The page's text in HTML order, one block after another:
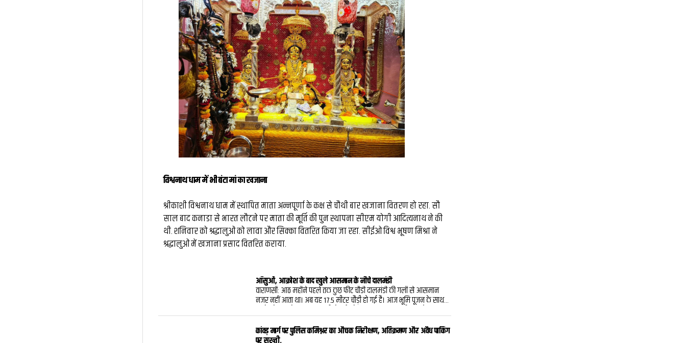
विश्वनाथ धाम में भी बंटा मां का खजाना
श्रीकाशी विश्वनाथ धाम में स्थापित माता अन्नपूर्णा के कक्ष से चौथी बार खजाना वितरण हो रहा. सौ
साल बाद कनाडा से भारत लौटने पर माता की मूर्ति की पुन स्थापना सीएम योगी आदित्यनाथ ने की
थी. शनिवार को श्रद्धालुओं को लावा और सिक्का वितरित किया जा रहा. सीईओ विश्व भूषण मिश्रा ने
श्रद्धालुओं में खजाना प्रसाद वितरित कराया.
आँसुओं, आक्रोश के बाद खुले आसमान के नीचे दालमंडी
वाराणसी: आठ महीने पहले तक कुछ फीट चौडी दालमंडी की गली से आसमान
नजर नहीं आता था। अब यह 17.5 मीटर चौड़ी हो गई है। आज भूमि पूजन के साथ
गली में बसे सैकड़ों लोगों के मकान दुकान टूटे, इस दर्द में उनके आंसु बहे। समय
समय पर उनका आक्रोश भी झलका अरसे तक जिंदगी खाना बदोश भी रही।कभी
तंग गलियों, भीड़ और दुकानों से गुलजार रहने वाली वाराणसी की दालमंडी अब एक
कांवड़ मार्ग पर पुलिस कमिश्नर का औचक निरीक्षण, अतिक्रमण और अवैध पार्किंग